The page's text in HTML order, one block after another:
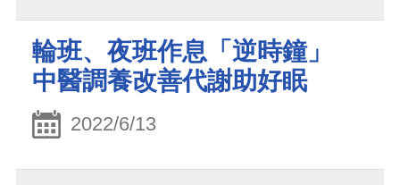
輪班、夜班作息「逆時鐘」
中醫調養改善代謝助好眠
2022/6/13